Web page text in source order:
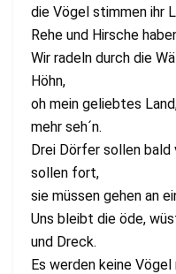
die Vögel stimmen ihr
Rehe und Hirsche
Wir radeln durch die
Höhn,
oh mein geliebtes
mehr seh´n.
Drei Dörfer sollen bald
sollen fort,
sie müssen gehen an
Uns bleibt die öde,
und Dreck.
Es werden keine Vögel